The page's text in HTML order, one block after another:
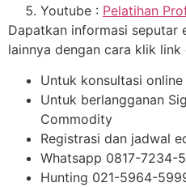
Youtube : Pelatihan
Dapatkan informasi seputar
lainnya dengan cara klik link
Untuk konsultasi
Untuk berlangganan
Commodity
Registrasi dan jadwal
Whatsapp 0817-7234-
Hunting 021-5964-